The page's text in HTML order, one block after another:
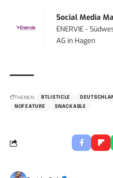
Social Media
ENERVIE -
AG in Hagen
THEMEN: BTLISTICLE
NOFEATURE
SNACKABLE